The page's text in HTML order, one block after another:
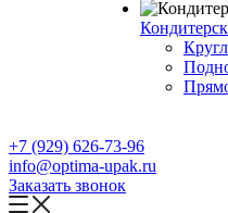
+7 (929) 626-73-96
info@optima-upak.ru
Заказать звонок